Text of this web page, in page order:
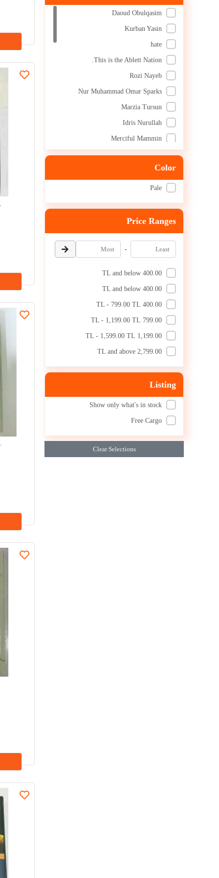
2002
2015
2006
1989
2016
1991
2023
2018
2024
Daoud Obulqasim
Kurban Yasin
hate
This is the Ablett Nation.
Rozi Nayeb
Nur Muhammad Omar Sparks
Marzia Tursun
Idris Nurullah
Merciful Mammin
Abdul Wait Qasim
Abdulkarim Ismail
Eric Abraham appears.
Beauty and the Beast.
Flame Fasting
Azadjan Nizamuddin
Razak Matniaz
Brave Karakhanli
Courage is lost.
غوپۇر
مەمتىمىن
ئابدۇلھەفىز مەخسۇم
Color
Pale
Price Ranges
-
400.00 TL and below
400.00 TL and below
400.00 TL - 799.00 TL
799.00 TL - 1,199.00 TL
1,199.00 TL - 1,599.00 TL
2,799.00 TL and above
Listing
Show only what's in stock
Free Cargo
Clear Selections